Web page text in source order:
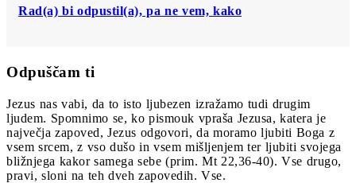
Rad(a) bi odpustil(a), pa ne vem, kako
Odpuščam ti
Jezus nas vabi, da to isto ljubezen izražamo tudi drugim
ljudem. Spomnimo se, ko pismouk vpraša Jezusa, katera je
največja zapoved, Jezus odgovori, da moramo ljubiti Boga z
vsem srcem, z vso dušo in vsem mišljenjem ter ljubiti svojega
bližnjega kakor samega sebe (prim. Mt 22,36-40). Vse drugo,
pravi, sloni na teh dveh zapovedih. Vse.